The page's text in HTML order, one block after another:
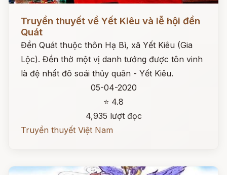
Đọc ngay
Truyền thuyết về Yết Kiêu và lễ hội đền
Quát
Đền Quát thuộc thôn Hạ Bì, xã Yết Kiêu (Gia
Lộc). Đền thờ một vị danh tướng được tôn vinh
là đệ nhất đô soái thủy quân - Yết Kiêu.
05-04-2020
⭐ 4.8
4,935 lượt đọc
Truyền thuyết Việt Nam